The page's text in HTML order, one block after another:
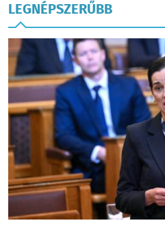
LEGNÉPSZERŰBB